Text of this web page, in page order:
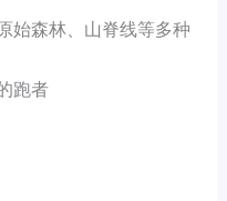
始森林、山脊线等多种
跑者